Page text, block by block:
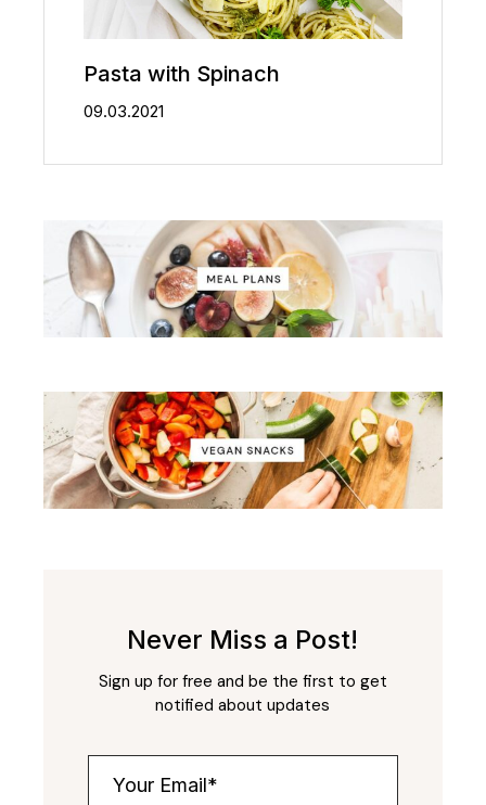
Pasta with Spinach
09.03.2021
Never Miss a Post!
Sign up for free and be the first to get
notified about updates